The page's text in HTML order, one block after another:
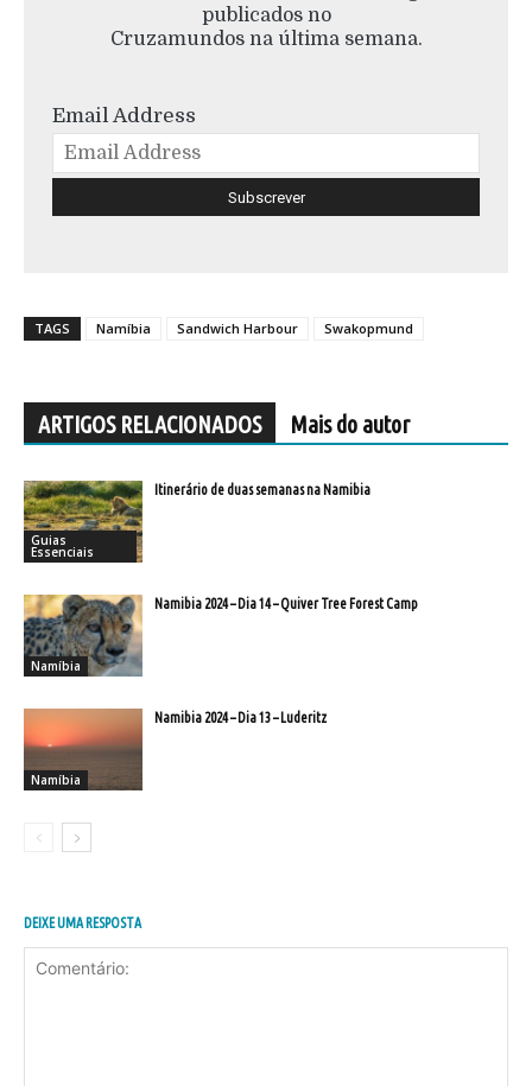
publicados no
Cruzamundos na última semana.
Email Address
TAGS Namíbia Sandwich Harbour Swakopmund
ARTIGOS RELACIONADOS Mais do autor
Guias
Essenciais
Itinerário de duas semanas na Namibia
Namíbia
Namibia 2024 – Dia 14 – Quiver Tree Forest Camp
Namíbia
Namibia 2024 – Dia 13 – Luderitz
DEIXE UMA RESPOSTA